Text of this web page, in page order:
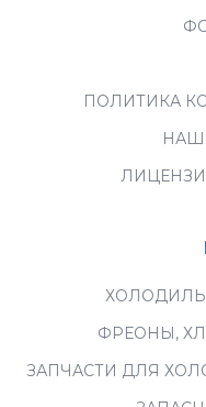
ПОЛИТИКА
ФРЕОНЫ,
ЗАПЧАСТИ ДЛЯ